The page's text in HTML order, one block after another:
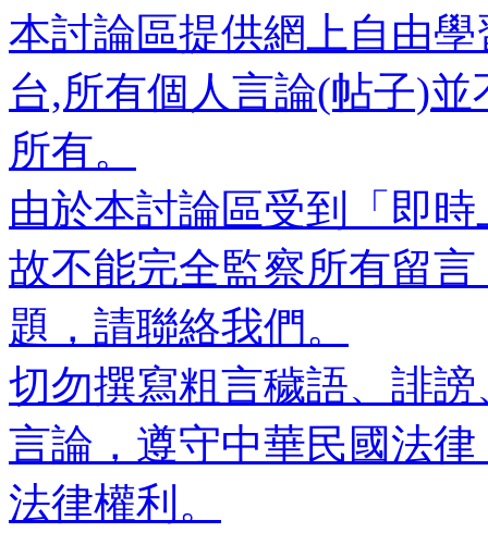
本討論區提供網上自由
台,所有個人言論(帖子)
所有。
由於本討論區受到「即
故不能完全監察所有留
題，請聯絡我們。
切勿撰寫粗言穢語、誹
言論，遵守中華民國法
法律權利。